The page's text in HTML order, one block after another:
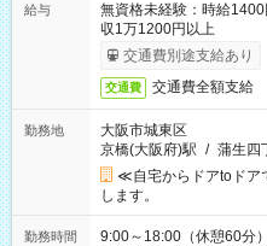
給与
無資格未経験：時給
収1万1200円以上
交通費別途支給あり
交通費 交通費全額支給
勤務地
大阪市城東区
京橋(大阪府)駅 / 蒲生四
≪自宅からドアtoドア
します。
勤務時間
9:00～18:00（休憩60分） ■ご希望があれば下記シフトもOK！